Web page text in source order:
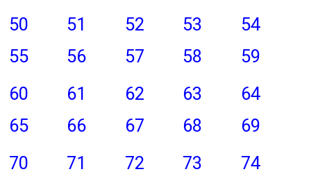
50
51 52 53
54
55
56 57 58
59
60
61 62 63
64
65
66 67 68
69
70
71 72 73
74